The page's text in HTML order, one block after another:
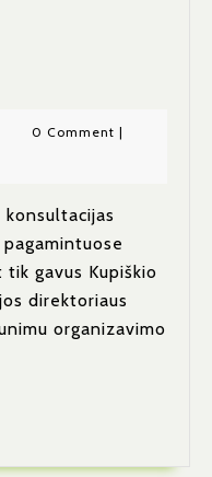
0 Comment |
gavus Kupiškio
direktoriaus
organizavimo